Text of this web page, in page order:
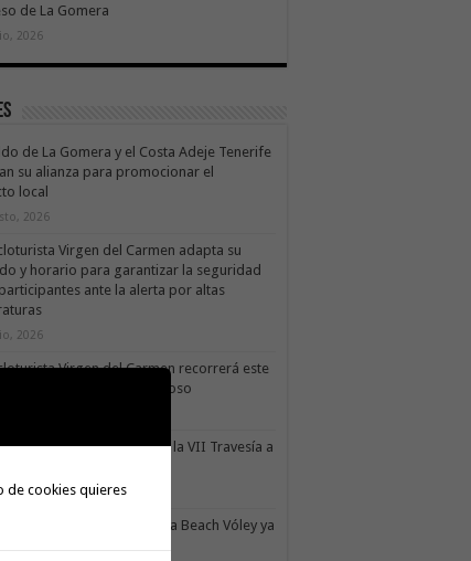
de La Gomera
2026
de La Gomera y el Costa Adeje Tenerife
su alianza para promocionar el
local
2026
Virgen del Carmen adapta su
y horario para garantizar la seguridad
ante la alerta por altas
2026
Virgen del Carmen recorrerá este
los paisajes de Vallehermoso
Rey acoge este sábado la VII Travesía a
2026
Autonómico Gomahara Beach Vóley ya
de cookies quieres